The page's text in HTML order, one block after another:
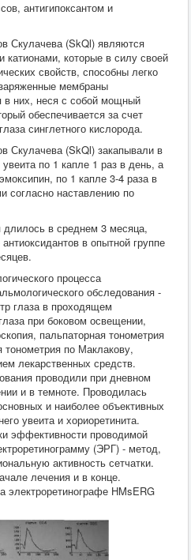
антигипоксантом и
Скулачева (SkQl) являются
которые в силу своей
свойств, способны легко
мембраны
в них, неся с собой мощный
обеспечивается за счет
синглетного кислорода.
Скулачева (SkQl) закапывали в
по 1 капле 1 раз в день, а
по 1 капле 3-4 раза в
согласно наставлению по
длилось в среднем 3 месяца,
в опытной группе
процесса
обследования -
глаза в проходящем
при боковом освещении,
пальпаторная тонометрия
по Маклакову,
лекарственных средств.
проводили при дневном
и в темноте. Проводилась
и наиболее объективных
увеита и хориоретинита.
эффективности проводимой
(ЭРГ) - метод,
активность сетчатки.
лечения и в конце.
электроретинографе HMsERG